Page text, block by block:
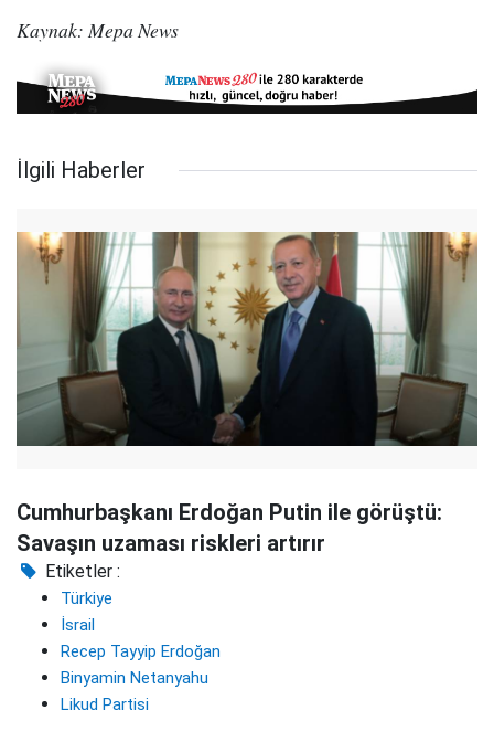
Kaynak: Mepa News
İlgili Haberler
Cumhurbaşkanı Erdoğan Putin ile görüştü:
Savaşın uzaması riskleri artırır
Etiketler :
Türkiye
İsrail
Recep Tayyip Erdoğan
Binyamin Netanyahu
Likud Partisi